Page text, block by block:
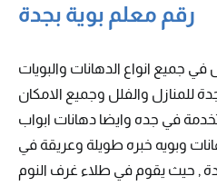
رقم معلم بوية بجدة
جميع انواع الدهانات والبويات
للمنازل والفلل وجميع الامكان
في جده وايضا دهانات ابواب
وبويه خبره طويلة وعريقة في
, حيث يقوم في طلاء غرف النوم